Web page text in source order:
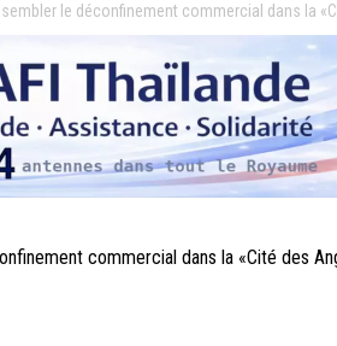
Thaïlande
le déconfinement commercial dans la
commercial dans la «Cité des